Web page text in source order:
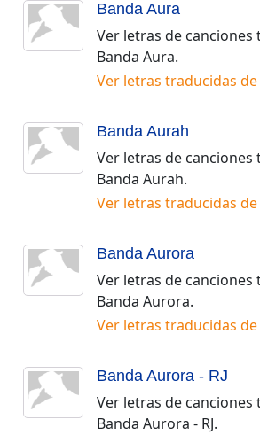
Banda Aura
Ver letras de canciones
Banda Aura.
Ver letras traducidas de
Banda Aurah
Ver letras de canciones
Banda Aurah.
Ver letras traducidas de
Banda Aurora
Ver letras de canciones
Banda Aurora.
Ver letras traducidas de
Banda Aurora - RJ
Ver letras de canciones
Banda Aurora - RJ.